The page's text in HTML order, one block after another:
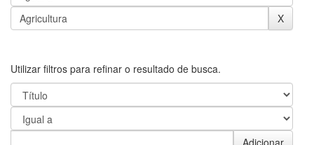
Utilizar filtros para refinar o resultado de busca.